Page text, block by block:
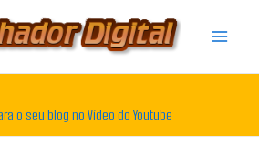
o seu blog no Vídeo do Youtube